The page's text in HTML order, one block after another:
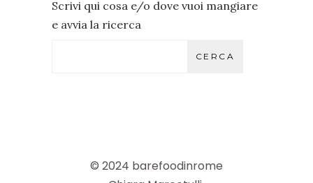
Scrivi qui cosa e/o dove vuoi mangiare
e avvia la ricerca
CERCA
© 2024 barefoodinrome